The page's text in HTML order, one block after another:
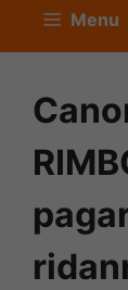
Menu